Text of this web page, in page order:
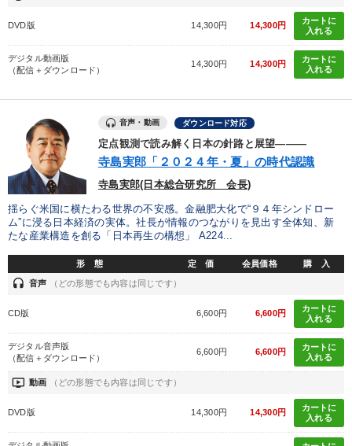
DVD版 14,300円 14,300円
カートに
入れる
デジタル動画版
（配信＋ダウンロード）
14,300円 14,300円
カートに
入れる
音声・動画 ダウンロード対応
定点観測で読み解く日本の針路と展望―――
寺島実郎「２０２４年・夏」の時代認識
寺島実郎(日本総合研究所 会長)
揺らぐ米国に横たわる世界の不安感。金融肥大化で“９４年シンドロー
ム”に浸る日本経済の実体。社長が情報のつながりを見出す全体知、新
たな産業構造を創る「日本再生の構想」 A224...
形 態 定 価 会員価格 購 入
headset 音声 （どの形態でも内容は同じです）
CD版 6,600円 6,600円
カートに
入れる
デジタル音声版
（配信＋ダウンロード）
6,600円 6,600円
カートに
入れる
ondemand_video 動画 （どの形態でも内容は同じです）
DVD版 14,300円 14,300円
カートに
入れる